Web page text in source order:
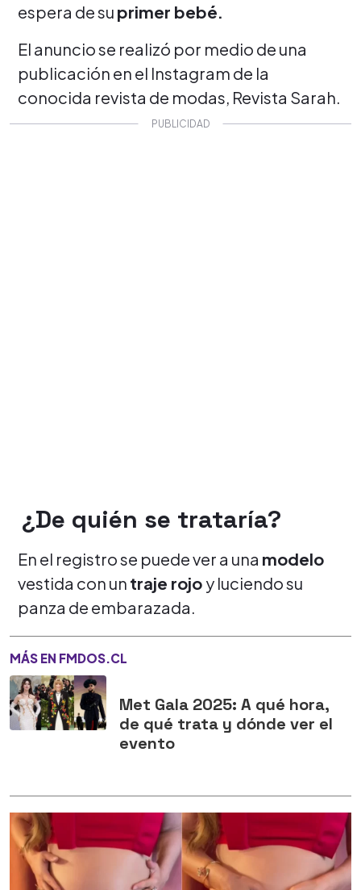
espera de su primer bebé.
El anuncio se realizó por medio de una
publicación en el Instagram de la
conocida revista de modas, Revista Sarah.
¿De quién se trataría?
En el registro se puede ver a una modelo
vestida con un traje rojo y luciendo su
panza de embarazada.
MÁS EN FMDOS.CL
Met Gala 2025: A qué hora,
de qué trata y dónde ver el
evento